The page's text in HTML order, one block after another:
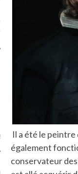
la-femme-qui-
@Isa_Monrozier
Il a été le peintre
également
conservateur